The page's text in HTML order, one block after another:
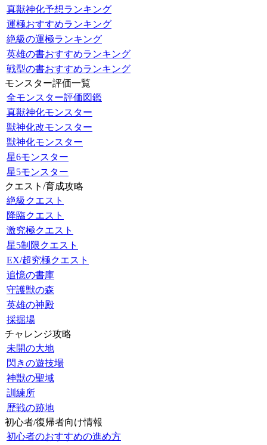
真獣神化予想ランキング
運極おすすめランキング
絶級の運極ランキング
英雄の書おすすめランキング
戦型の書おすすめランキング
モンスター評価一覧
全モンスター評価図鑑
真獣神化モンスター
獣神化改モンスター
獣神化モンスター
星6モンスター
星5モンスター
クエスト/育成攻略
絶級クエスト
降臨クエスト
激究極クエスト
星5制限クエスト
EX/超究極クエスト
追憶の書庫
守護獣の森
英雄の神殿
採掘場
チャレンジ攻略
未開の大地
閃きの遊技場
神獣の聖域
訓練所
歴戦の跡地
初心者/復帰者向け情報
初心者のおすすめの進め方